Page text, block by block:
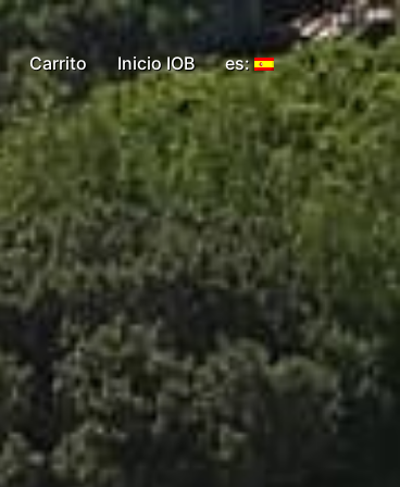
Carrito Inicio IOB es: